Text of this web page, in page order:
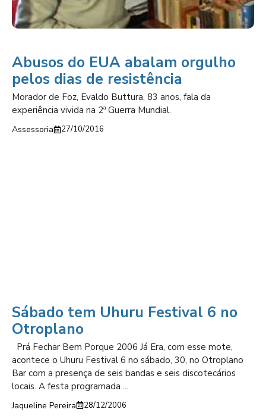
Abusos do EUA abalam orgulho
pelos dias de resistência
Morador de Foz, Evaldo Buttura, 83 anos, fala da
experiência vivida na 2ª Guerra Mundial.
Assessoria 27/10/2016
Sábado tem Uhuru Festival 6 no
Otroplano
Prá Fechar Bem Porque 2006 Já Era, com esse mote,
acontece o Uhuru Festival 6 no sábado, 30, no Otroplano
Bar com a presença de seis bandas e seis discotecários
locais. A festa programada ...
Jaqueline Pereira 28/12/2006